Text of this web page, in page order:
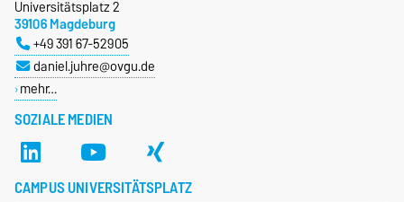
SOZIALE MEDIEN
Universitätsplatz 2
39106 Magdeburg
+49 391 67-52905
daniel.juhre@ovgu.de
mehr…
CAMPUS UNIVERSITÄTSPLATZ